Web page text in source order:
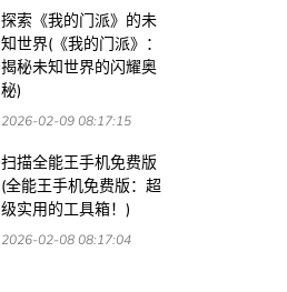
探索《我的门派》的未
知世界(《我的门派》：
揭秘未知世界的闪耀奥
秘)
2026-02-09 08:17:15
扫描全能王手机免费版
(全能王手机免费版：超
级实用的工具箱！)
2026-02-08 08:17:04